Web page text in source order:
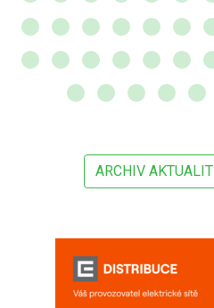
ARCHIV AKTUALIT